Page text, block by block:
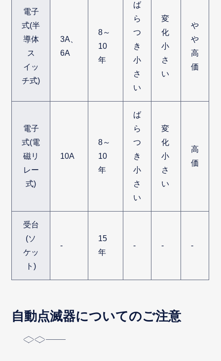
電子
式(半
導体
ス
イッ
チ式)
3A、
6A
8～
10
年
ば
ら
つ
き
小
さ
い
変
化
小
さ
い
や
や
高
価
電子
式(電
磁リ
レー
式)
10A
8～
10
年
ば
ら
つ
き
小
さ
い
変
化
小
さ
い
高
価
受台
(ソ
ケッ
ト)
-
15
年
- - -
自動点滅器についてのご注意